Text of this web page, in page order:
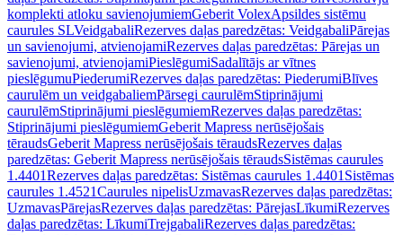
komplekti atloku savienojumiemGeberit VolexApsildes sistēmu
caurules SLVeidgabaliRezerves daļas paredzētas: VeidgabaliPārejas
un savienojumi, atvienojamiRezerves daļas paredzētas: Pārejas un
savienojumi, atvienojamiPieslēgumiSadalītājs ar vītnes
pieslēgumuPiederumiRezerves daļas paredzētas: PiederumiBlīves
caurulēm un veidgabaliemPārsegi caurulēmStiprinājumi
caurulēmStiprinājumi pieslēgumiemRezerves daļas paredzētas:
Stiprinājumi pieslēgumiemGeberit Mapress nerūsējošais
tēraudsGeberit Mapress nerūsējošais tēraudsRezerves daļas
paredzētas: Geberit Mapress nerūsējošais tēraudsSistēmas caurules
1.4401Rezerves daļas paredzētas: Sistēmas caurules 1.4401 Sistēmas
caurules 1.4521Caurules nipelisUzmavasRezerves daļas paredzētas:
UzmavasPārejasRezerves daļas paredzētas: PārejasLīkumiRezerves
daļas paredzētas: LīkumiTrejgabaliRezerves daļas paredzētas: